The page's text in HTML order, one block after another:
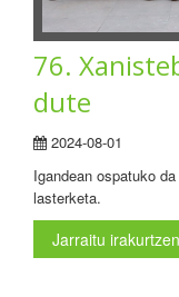
76.
dute
2024-08-01
Igandean ospatuko
lasterketa.
Jarraitu irakurtzen